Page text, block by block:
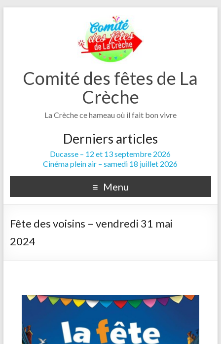
Comité des fêtes de La
Crèche
La Crèche ce hameau où il fait bon vivre
Derniers articles
Ducasse – 12 et 13 septembre 2026
Cinéma plein air – samedi 18 juillet 2026
Menu
Fête des voisins – vendredi 31 mai
2024